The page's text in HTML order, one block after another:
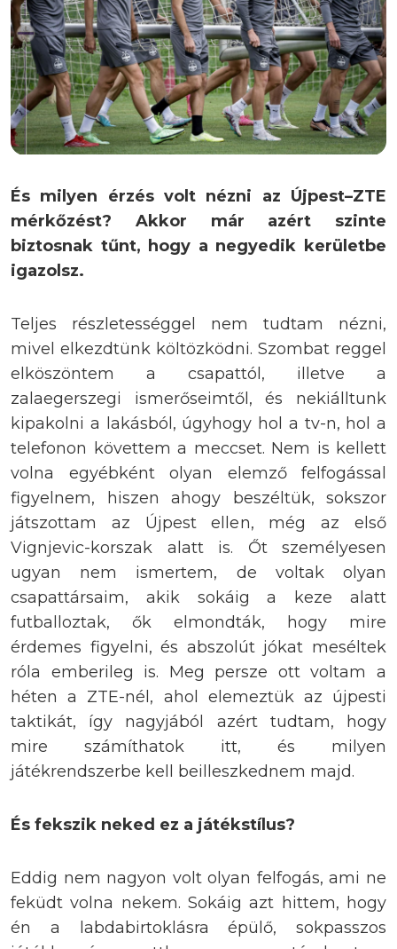
És milyen érzés volt nézni az Újpest–ZTE
mérkőzést? Akkor már azért szinte
biztosnak tűnt, hogy a negyedik kerületbe
igazolsz.
Teljes részletességgel nem tudtam nézni,
mivel elkezdtünk költözködni. Szombat reggel
elköszöntem a csapattól, illetve a
zalaegerszegi ismerőseimtől, és nekiálltunk
kipakolni a lakásból, úgyhogy hol a tv-n, hol a
telefonon követtem a meccset. Nem is kellett
volna egyébként olyan elemző felfogással
figyelnem, hiszen ahogy beszéltük, sokszor
játszottam az Újpest ellen, még az első
Vignjevic-korszak alatt is. Őt személyesen
ugyan nem ismertem, de voltak olyan
csapattársaim, akik sokáig a keze alatt
futballoztak, ők elmondták, hogy mire
érdemes figyelni, és abszolút jókat meséltek
róla emberileg is. Meg persze ott voltam a
héten a ZTE-nél, ahol elemeztük az újpesti
taktikát, így nagyjából azért tudtam, hogy
mire számíthatok itt, és milyen
játékrendszerbe kell beilleszkednem majd.
És fekszik neked ez a játékstílus?
Eddig nem nagyon volt olyan felfogás, ami ne
feküdt volna nekem. Sokáig azt hittem, hogy
én a labdabirtoklásra épülő, sokpasszos